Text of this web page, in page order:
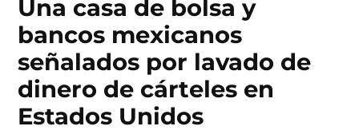
Una casa de bolsa y
bancos mexicanos
señalados por lavado de
dinero de cárteles en
Estados Unidos